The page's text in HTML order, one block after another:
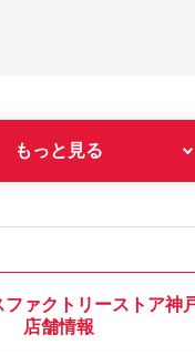
もっと見る
ァクトリーストア神
店舗情報